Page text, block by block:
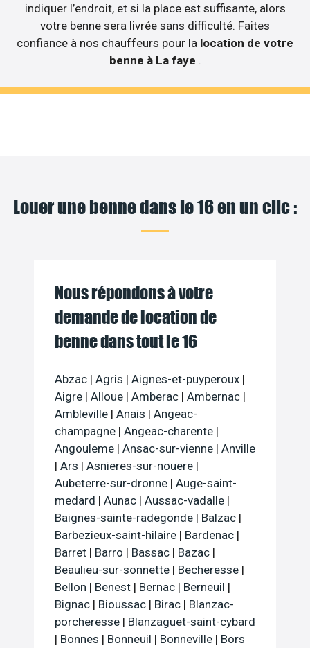
indiquer l’endroit, et si la place est suffisante, alors
votre benne sera livrée sans difficulté. Faites
confiance à nos chauffeurs pour la location de votre
benne à La faye .
Louer une benne dans le 16 en un clic :
Nous répondons à votre
demande de location de
benne dans tout le 16
Abzac | Agris | Aignes-et-puyperoux |
Aigre | Alloue | Amberac | Ambernac |
Ambleville | Anais | Angeac-
champagne | Angeac-charente |
Angouleme | Ansac-sur-vienne | Anville
| Ars | Asnieres-sur-nouere |
Aubeterre-sur-dronne | Auge-saint-
medard | Aunac | Aussac-vadalle |
Baignes-sainte-radegonde | Balzac |
Barbezieux-saint-hilaire | Bardenac |
Barret | Barro | Bassac | Bazac |
Beaulieu-sur-sonnette | Becheresse |
Bellon | Benest | Bernac | Berneuil |
Bignac | Bioussac | Birac | Blanzac-
porcheresse | Blanzaguet-saint-cybard
| Bonnes | Bonneuil | Bonneville | Bors